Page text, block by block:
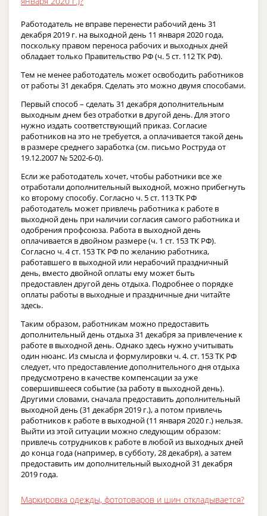
Работодатель не вправе перенести рабочий день 31
декабря 2019 г. на выходной день 11 января 2020 года,
поскольку правом переноса рабочих и выходных дней
обладает только Правительство РФ (ч. 5 ст. 112 ТК РФ).
Тем не менее работодатель может освободить работников
от работы 31 декабря. Сделать это можно двумя способами.
Первый способ – сделать 31 декабря дополнительным
выходным днем без отработки в другой день. Для этого
нужно издать соответствующий приказ. Согласие
работников на это не требуется, а оплачивается такой день
в размере среднего заработка (см. письмо Роструда от
19.12.2007 № 5202-6-0).
Если же работодатель хочет, чтобы работники все же
отработали дополнительный выходной, можно прибегнуть
ко второму способу. Согласно ч. 5 ст. 113 ТК РФ
работодатель может привлечь работника к работе в
выходной день при наличии согласия самого работника и
одобрения профсоюза. Работа в выходной день
оплачивается в двойном размере (ч. 1 ст. 153 ТК РФ).
Согласно ч. 4 ст. 153 ТК РФ по желанию работника,
работавшего в выходной или нерабочий праздничный
день, вместо двойной оплаты ему может быть
предоставлен другой день отдыха. Подробнее о порядке
оплаты работы в выходные и праздничные дни читайте
здесь.
Таким образом, работникам можно предоставить
дополнительный день отдыха 31 декабря за привлечение к
работе в выходной день. Однако здесь нужно учитывать
один нюанс. Из смысла и формулировки ч. 4. ст. 153 ТК РФ
следует, что предоставление дополнительного дня отдыха
предусмотрено в качестве компенсации за уже
совершившееся событие (за работу в выходной день).
Другими словами, сначала предоставить дополнительный
выходной день (31 декабря 2019 г.), а потом привлечь
работников к работе в выходной (11 января 2020 г.) нельзя.
Выйти из этой ситуации можно следующим образом:
привлечь сотрудников к работе в любой из выходных дней
до конца года (например, в субботу, 28 декабря), а затем
предоставить им дополнительный выходной 31 декабря
2019 года.
Маркировка одежды, фототоваров и шин откладывается?